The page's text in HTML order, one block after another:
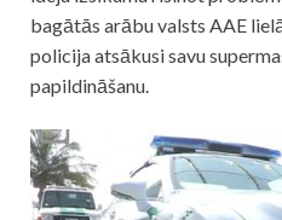
bagātās arābu valsts AAE
policija atsākusi savu
papildināšanu.